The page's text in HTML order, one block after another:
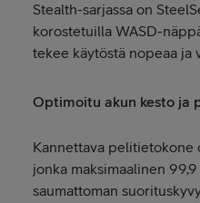
Stealth-sarjassa on
korostetuilla WASD-
tekee käytöstä nopeaa ja
Optimoitu akun kesto ja
Kannettava pelitietokone
jonka maksimaalinen
saumattoman